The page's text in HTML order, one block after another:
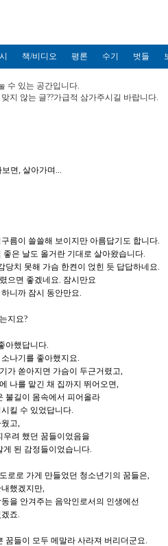
책/비디오 평론 수기 벗들
수 있는 공간입니다.
지 않는 글??가급적 삼가주시길 바랍니다.
면, 살아가며...
름이 쓸쓸해 보이지만 아름답기도 합니다.
은 날도 올거란 기대로 살아왔습니다.
당치 못해 가슴 한켠이 얹힌 듯 답답하네요.
으면 좋겠네요. 잠시만요
니까 잠시 동안만요.
지요?
아했답니다.
나기를 좋아했지요.
가 쏟아지면 가슴이 두근거렸고,
나를 맡긴 채 집까지 뛰어오면,
불길이 몸속에서 피어올라
킬 수 있었답니다.
고,
우려 했던 꿈들이었음을
된 감정들이었습니다.
로로 가게 만들었던 청소년기의 꿈들은,
했겠지만,
을 안겨주는 음악인로서의 인생에선
죠.
꿈들이 모두 메말라 사라져 버리더군요.